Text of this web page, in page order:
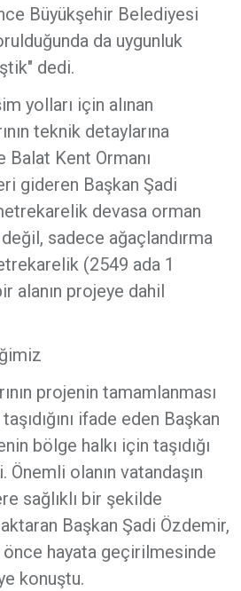
Büyükşehir Belediyesi
da uygunluk
dedi.
yolları için alınan
teknik detaylarına
Kent Ormanı
gideren Başkan Şadi
devasa orman
değil, sadece ağaçlandırma
(2549 ada 1
alanın projeye dahil
projenin tamamlanması
ifade eden Başkan
bölge halkı için taşıdığı
olanın vatandaşın
sağlıklı bir şekilde
Başkan Şadi Özdemir,
hayata geçirilmesinde
konuştu.